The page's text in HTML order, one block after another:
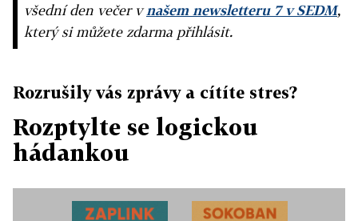
všední den večer vnašem newsletteru 7 v SEDM,
který si můžete zdarma přihlásit.
Rozrušily vás zprávy a cítíte stres?
Rozptylte se logickou
hádankou